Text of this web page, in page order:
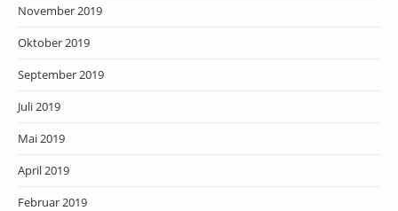
November 2019
Oktober 2019
September 2019
Juli 2019
Mai 2019
April 2019
Februar 2019